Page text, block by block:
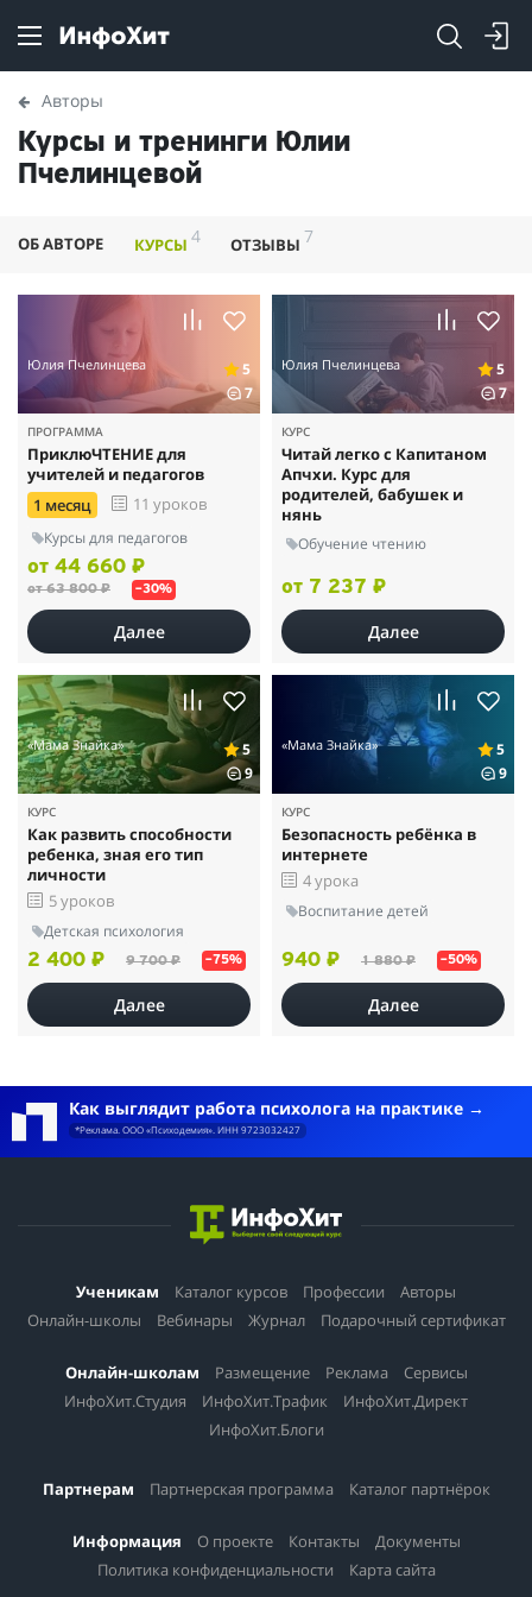
Авторы
Курсы и тренинги Юлии
Пчелинцевой
ОБ АВТОРЕ КУРСЫ 4 ОТЗЫВЫ 7
Юлия Пчелинцева
5
7
ПРОГРАММА
ПриклюЧТЕНИЕ для
учителей и педагогов
1 месяц
11 уроков
Курсы для педагогов
от 44 660 ₽
от 63 800 ₽ –30%
Далее
Юлия Пчелинцева
5
7
КУРС
Читай легко с Капитаном
Апчхи. Курс для
родителей, бабушек и
нянь
Обучение чтению
от 7 237 ₽
Далее
«Мама Знайка»
5
9
КУРС
Как развить способности
ребенка, зная его тип
личности
5 уроков
Детская психология
2 400 ₽ 9 700 ₽ –75%
Далее
«Мама Знайка»
5
9
КУРС
Безопасность ребёнка в
интернете
4 урока
Воспитание детей
940 ₽ 1 880 ₽ –50%
Далее
Как выглядит работа психолога на практике
*Реклама. ООО «Психодемия». ИНН 9723032427
Ученикам Каталог курсов Профессии
Авторы
Онлайн-школы
Вебинары Журнал Подарочный сертификат
Онлайн-школам Размещение Реклама
Сервисы
ИнфоХит.Студия
ИнфоХит.Трафик
ИнфоХит.Директ
ИнфоХит.Блоги
Партнерам Партнерская программа Каталог партнёрок
Информация О проекте Контакты
Документы
Политика конфиденциальности
Карта сайта